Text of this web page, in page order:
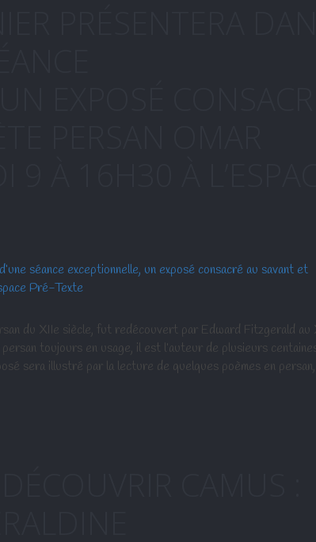
du XIIe siècle, fut redécouvert par Edward Fitzgerald au
toujours en usage, il est l’auteur de plusieurs
sera illustré par la lecture de quelques poèmes en persan,…